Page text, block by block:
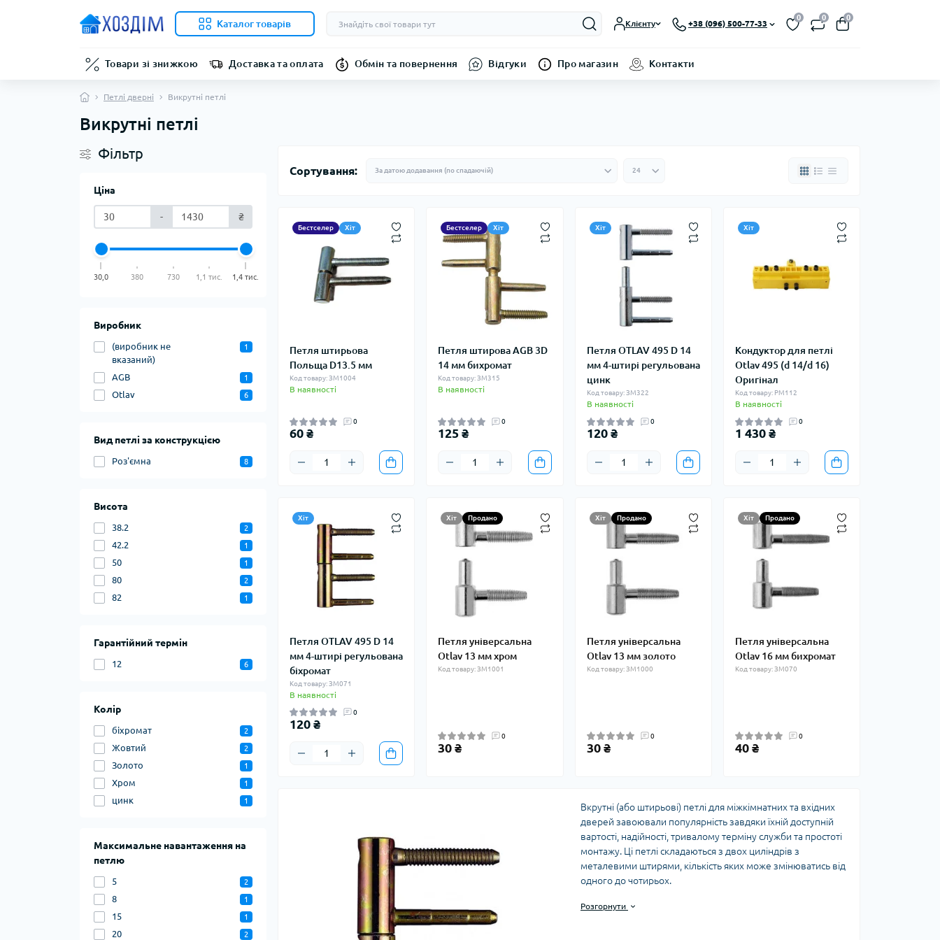
Каталог товарів Клієнту +38 (096) 500-77-33
0 0 0
Товари зі знижкою Доставка та оплата Обмін та повернення Відгуки Про магазин Контакти
Петлі дверні Викрутні петлі
Викрутні петлі
Фільтр
Ціна
- ₴
30,0 380 730 1,1 тис. 1,4 тис.
Виробник
(виробник не
вказаний)
1
AGB 1
Otlav 6
Вид петлі за конструкцією
Роз'ємна 8
Висота
38.2 2
42.2 1
50 1
80 2
82 1
Гарантійний термін
12 6
Колір
біхромат 2
Жовтий 2
Золото 1
Хром 1
цинк 1
Максимальне навантаження на
петлю
5 2
8 1
15 1
20 2
Сортування:
Бестселер Хіт
Петля штирьова
Польща D13.5 мм
Код товару: ЗМ1004
В наявності
0
60 ₴
Бестселер Хіт
Петля штирова AGB 3D
14 мм бихромат
Код товару: ЗМ315
В наявності
0
125 ₴
Хіт
Петля OTLAV 495 D 14
мм 4-штирі регульована
цинк
Код товару: ЗМ322
В наявності
0
120 ₴
Хіт
Кондуктор для петлі
Otlav 495 (d 14/d 16)
Оригінал
Код товару: РМ112
В наявності
0
1 430 ₴
Хіт
Петля OTLAV 495 D 14
мм 4-штирі регульована
біхромат
Код товару: ЗМ071
В наявності
0
120 ₴
Хіт Продано
Петля універсальна
Otlav 13 мм хром
Код товару: ЗМ1001
0
30 ₴
Хіт Продано
Петля універсальна
Otlav 13 мм золото
Код товару: ЗМ1000
0
30 ₴
Хіт Продано
Петля універсальна
Otlav 16 мм бихромат
Код товару: ЗМ070
0
40 ₴
Вкрутні (або штирьові) петлі для міжкімнатних та вхідних
дверей завоювали популярність завдяки їхній доступній
вартості, надійності, тривалому терміну служби та простоті
монтажу. Ці петлі складаються з двох циліндрів з
металевими штирями, кількість яких може змінюватись від
одного до чотирьох.
Класифікація вертових петель
Розгорнути